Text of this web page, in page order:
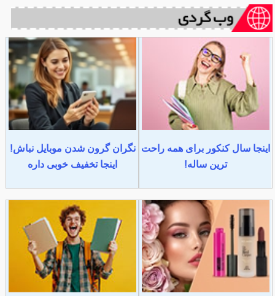
اینجا سال کنکور برای همه راحت
ترین ساله!
نگران گرون شدن موبایل نباش!
اینجا تخفیف خوبی داره